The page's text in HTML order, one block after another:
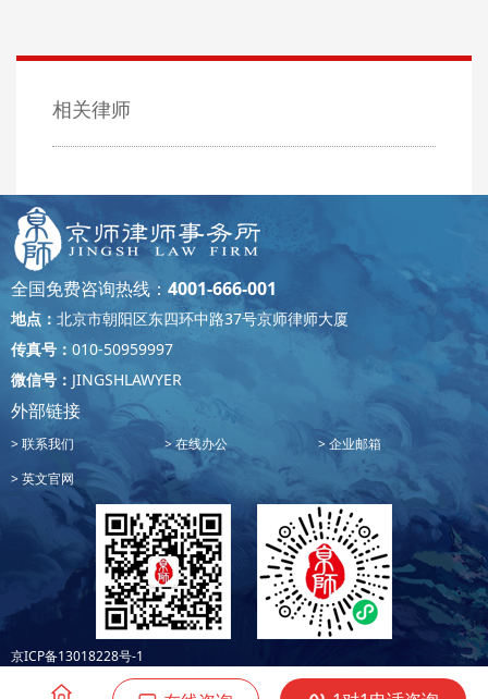
相关律师
全国免费咨询热线： 4001-666-001
地点： 北京市朝阳区东四环中路37号京师律师大厦
传真号： 010-50959997
微信号： JINGSHLAWYER
外部链接
联系我们 在线办公
企业邮箱
英文官网
京ICP备13018228号-1